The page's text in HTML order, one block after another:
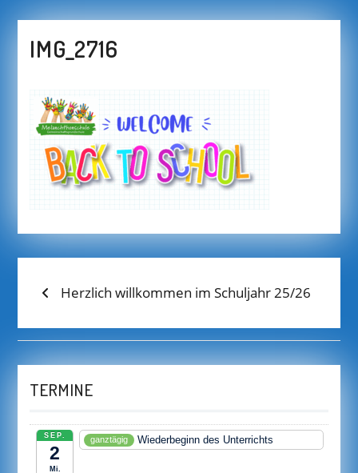
IMG_2716
BEITRAGS-
Previous
Herzlich willkommen im Schuljahr 25/26
TERMINE
SEP.
2
Mi.
ganztägig Wiederbeginn des Unterrichts